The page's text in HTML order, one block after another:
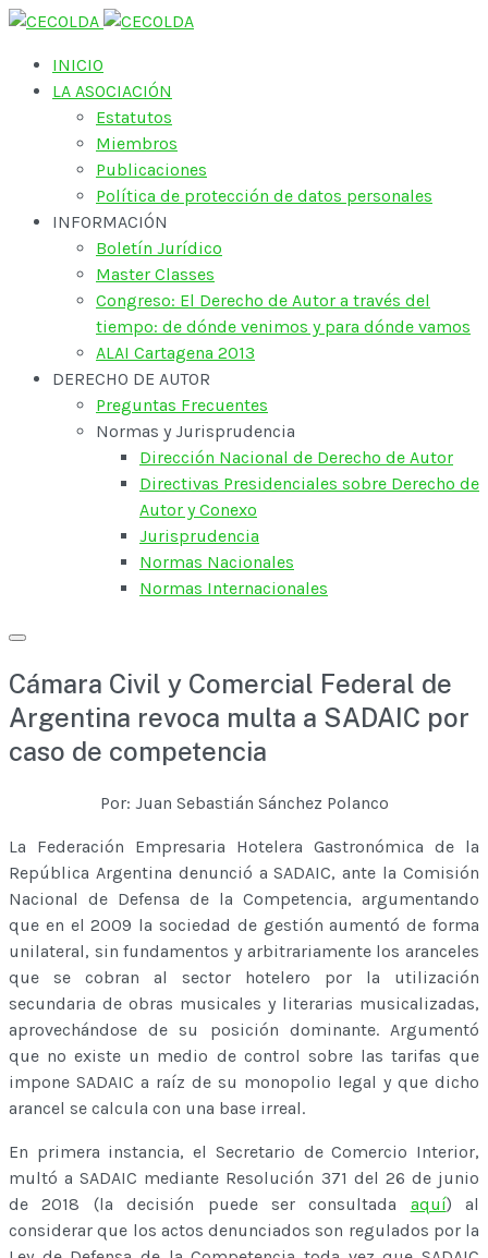
INICIO
LA ASOCIACIÓN
Estatutos
Miembros
Publicaciones
Política de protección de datos personales
INFORMACIÓN
Boletín Jurídico
Master Classes
Congreso: El Derecho de Autor a través del
tiempo: de dónde venimos y para dónde vamos
ALAI Cartagena 2013
DERECHO DE AUTOR
Preguntas Frecuentes
Normas y Jurisprudencia
Dirección Nacional de Derecho de Autor
Directivas Presidenciales sobre Derecho de
Autor y Conexo
Jurisprudencia
Normas Nacionales
Normas Internacionales
Cámara Civil y Comercial Federal de
Argentina revoca multa a SADAIC por
caso de competencia
Por: Juan Sebastián Sánchez Polanco
La Federación Empresaria Hotelera Gastronómica de la
República Argentina denunció a SADAIC, ante la Comisión
Nacional de Defensa de la Competencia, argumentando
que en el 2009 la sociedad de gestión aumentó de forma
unilateral, sin fundamentos y arbitrariamente los aranceles
que se cobran al sector hotelero por la utilización
secundaria de obras musicales y literarias musicalizadas,
aprovechándose de su posición dominante. Argumentó
que no existe un medio de control sobre las tarifas que
impone SADAIC a raíz de su monopolio legal y que dicho
arancel se calcula con una base irreal.
En primera instancia, el Secretario de Comercio Interior,
multó a SADAIC mediante Resolución 371 del 26 de junio
de 2018 (la decisión puede ser consultada aquí) al
considerar que los actos denunciados son regulados por la